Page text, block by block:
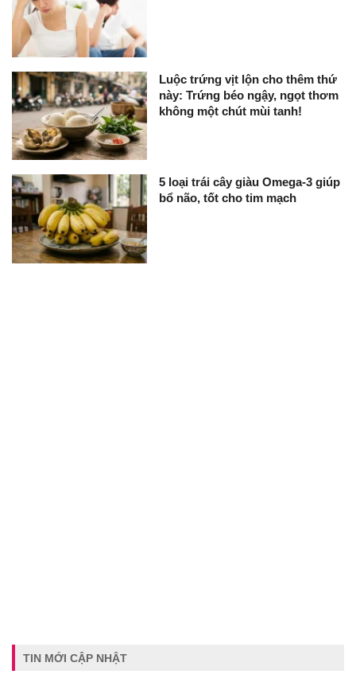
Luộc trứng vịt lộn cho thêm thứ
này: Trứng béo ngậy, ngọt thơm
không một chút mùi tanh!
5 loại trái cây giàu Omega-3 giúp
bổ não, tốt cho tim mạch
TIN MỚI CẬP NHẬT